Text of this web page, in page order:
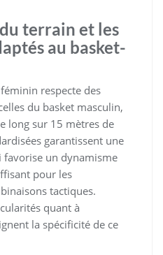
terrain et les
au basket-
respecte des
du basket masculin,
long sur 15 mètres de
garantissent une
un dynamisme
pour les
tactiques.
quant à
la spécificité de ce